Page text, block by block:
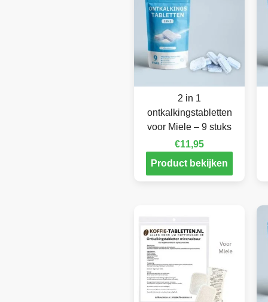
2 in 1
ontkalkingstabletten
voor Miele – 9 stuks
€11,95
Product bekijken